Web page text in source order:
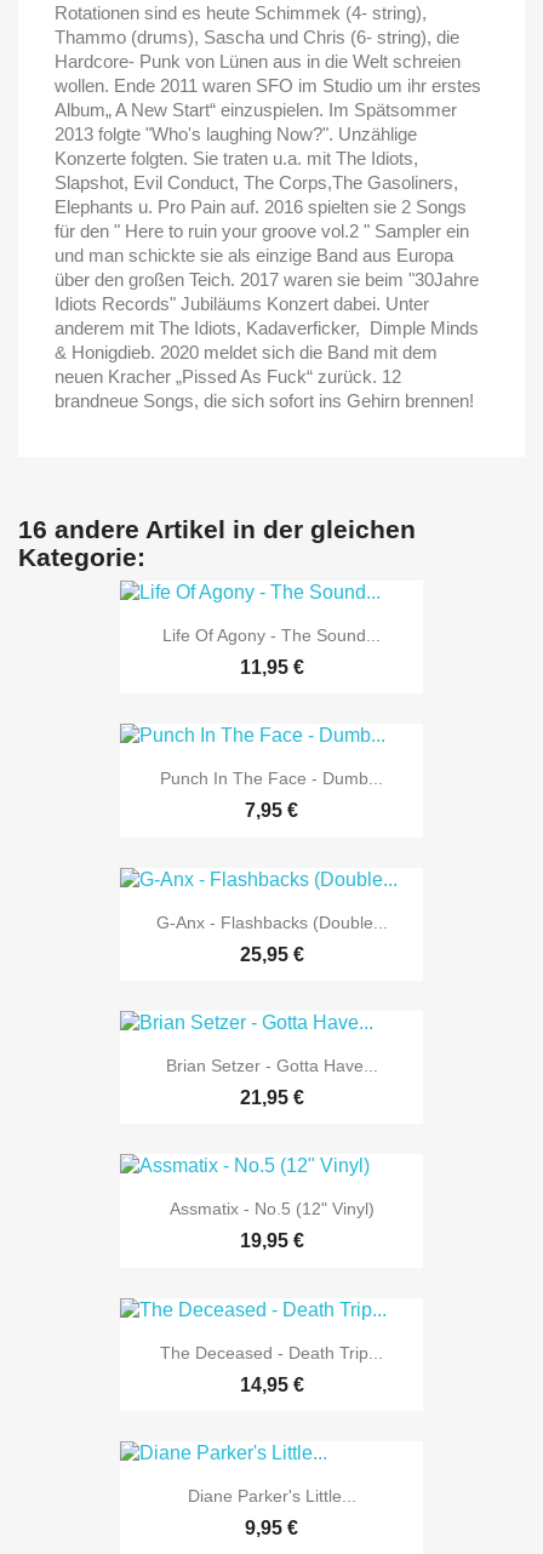
Rotationen sind es heute Schimmek (4- string),
Thammo (drums), Sascha und Chris (6- string), die
Hardcore- Punk von Lünen aus in die Welt schreien
wollen. Ende 2011 waren SFO im Studio um ihr erstes
Album„ A New Start“ einzuspielen. Im Spätsommer
2013 folgte "Who's laughing Now?". Unzählige
Konzerte folgten. Sie traten u.a. mit The Idiots,
Slapshot, Evil Conduct, The Corps,The Gasoliners,
Elephants u. Pro Pain auf. 2016 spielten sie 2 Songs
für den " Here to ruin your groove vol.2 " Sampler ein
und man schickte sie als einzige Band aus Europa
über den großen Teich. 2017 waren sie beim "30Jahre
Idiots Records" Jubiläums Konzert dabei. Unter
anderem mit The Idiots, Kadaverficker, Dimple Minds
& Honigdieb. 2020 meldet sich die Band mit dem
neuen Kracher „Pissed As Fuck“ zurück. 12
brandneue Songs, die sich sofort ins Gehirn brennen!
16 andere Artikel in der gleichen
Kategorie:
Life Of Agony - The Sound...
11,95 €
Punch In The Face - Dumb...
7,95 €
G-Anx - Flashbacks (Double...
25,95 €
Brian Setzer - Gotta Have...
21,95 €
Assmatix - No.5 (12" Vinyl)
19,95 €
The Deceased - Death Trip...
14,95 €
Diane Parker's Little...
9,95 €